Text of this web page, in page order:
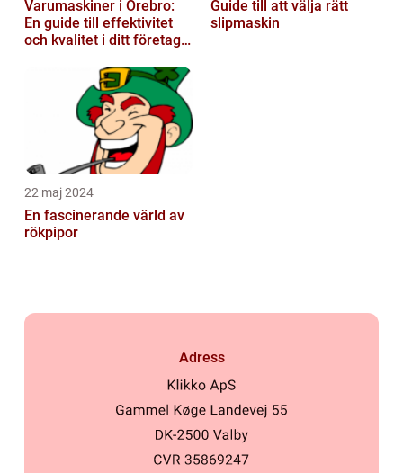
Varumaskiner i Örebro:
En guide till effektivitet
och kvalitet i ditt företags
Guide till att välja rätt
slipmaskin
22 maj 2024
En fascinerande värld av
rökpipor
Adress